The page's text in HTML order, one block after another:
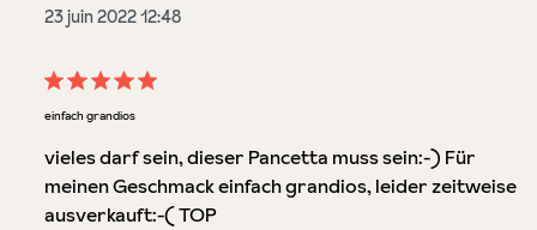
23 juin 2022 12:48
Évaluation avec une note de 5 sur 5 étoiles
einfach grandios
vieles darf sein, dieser Pancetta muss sein:-) Für
meinen Geschmack einfach grandios, leider zeitweise
ausverkauft:-( TOP